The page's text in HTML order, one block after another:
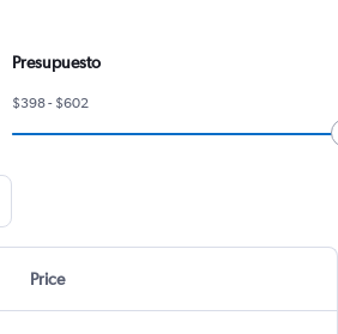
Presupuesto
$398 - $602
Price